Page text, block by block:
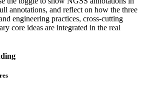
annotations, and reflect on how the three
engineering practices, cross-cutting
core ideas are integrated in the real